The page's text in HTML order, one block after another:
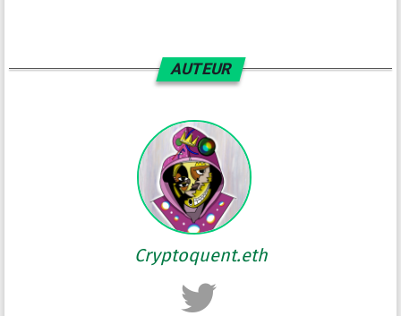
AUTEUR
Cryptoquent.eth